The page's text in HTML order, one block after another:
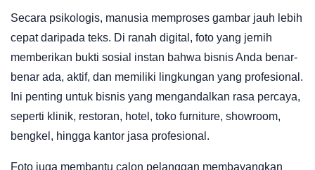
Secara psikologis, manusia memproses gambar jauh lebih
cepat daripada teks. Di ranah digital, foto yang jernih
memberikan bukti sosial instan bahwa bisnis Anda benar-
benar ada, aktif, dan memiliki lingkungan yang profesional.
Ini penting untuk bisnis yang mengandalkan rasa percaya,
seperti klinik, restoran, hotel, toko furniture, showroom,
bengkel, hingga kantor jasa profesional.
Foto juga membantu calon pelanggan membayangkan